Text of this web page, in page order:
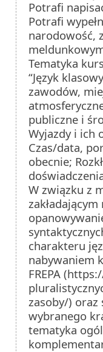
Potrafi
Potrafi
narodowość,
Tematyka
“Język
zawodów,
publiczne i
Wyjazdy i ich
Czas/data,
obecnie;
W związku z
charakteru
nabywaniem
FREPA
zasoby/) oraz
wybranego
tematyka